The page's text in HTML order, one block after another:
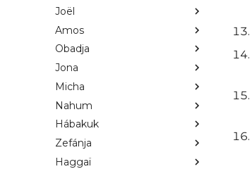
Joël
Amos
Obadja
Jona
Micha
Nahum
Hábakuk
Zefánja
Haggaï